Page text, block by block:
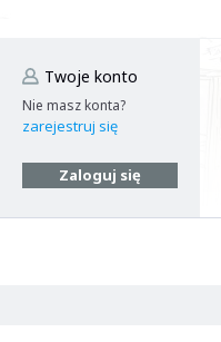
Twoje konto
Nie masz konta?
zarejestruj się
Zaloguj się